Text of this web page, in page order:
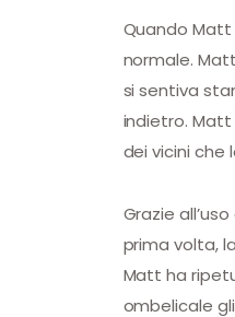
Quando
normale.
si sentiva
indietro.
dei vicini che
Grazie
prima volta,
Matt ha
ombelicale